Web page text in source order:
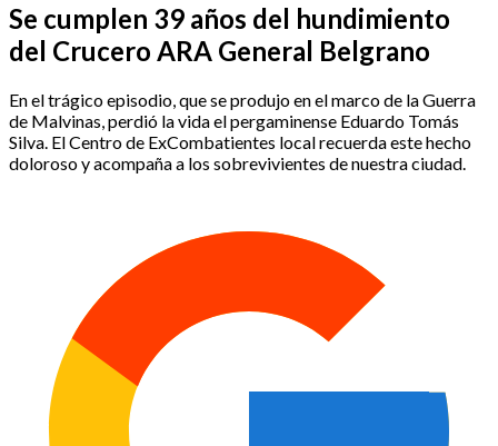
Se cumplen 39 años del hundimiento
del Crucero ARA General Belgrano
En el trágico episodio, que se produjo en el marco de la Guerra
de Malvinas, perdió la vida el pergaminense Eduardo Tomás
Silva. El Centro de ExCombatientes local recuerda este hecho
doloroso y acompaña a los sobrevivientes de nuestra ciudad.